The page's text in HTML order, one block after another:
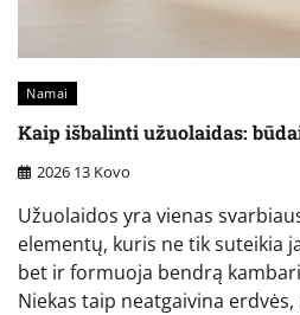
Namai
Kaip išbalinti užuolaidas:
2026 13 Kovo
Užuolaidos yra vienas
elementų, kuris ne tik suteikia
bet ir formuoja bendrą
Niekas taip neatgaivina